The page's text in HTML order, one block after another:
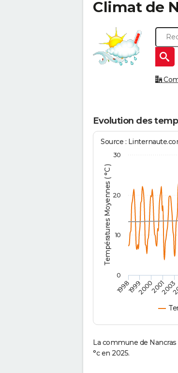
Climat de
Evolution des
Températures Moyennes ( °C )
Source :
19981999200020012003
0
10
20
30
La commune de
°c en 2025.